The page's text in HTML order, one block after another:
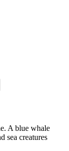
A blue whale
sea creatures